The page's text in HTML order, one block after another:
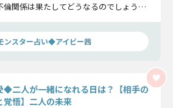
倫関係は果たしてどうなるのでしょう
ンスター占い◆アイビー茜
◆二人が一緒になれる日は？【相手の
覚悟】二人の未来